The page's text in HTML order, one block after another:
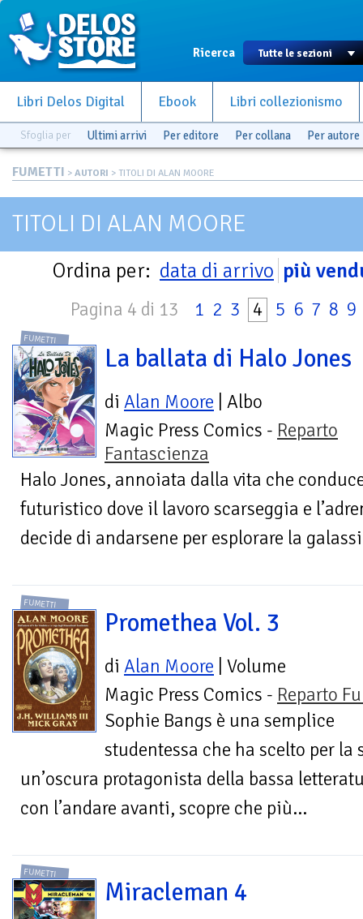
Ricerca
Libri Delos Digital Ebook Libri collezionismo
Sfoglia per Ultimi arrivi Per editore Per collana Per autore
FUMETTI > AUTORI > TITOLI DI ALAN MOORE
TITOLI DI ALAN MOORE
Ordina per: data di arrivo più
Pagina 4 di 13 1 2 3 4 5 6 7 8 9
FUMETTI
La ballata di Halo Jones
di Alan Moore | Albo
Magic Press Comics - Reparto
Fantascienza
Halo Jones, annoiata dalla vita che
futuristico dove il lavoro scarseggia e
decide di andarsene per esplorare la
FUMETTI
Promethea Vol. 3
di Alan Moore | Volume
Magic Press Comics - Reparto
Sophie Bangs è una semplice
studentessa che ha scelto per
un’oscura protagonista della bassa
con l’andare avanti, scopre che più...
FUMETTI
Miracleman 4